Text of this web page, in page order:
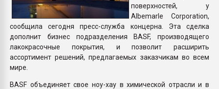
поверхностей, у
Albemarle Corporation,
сообщила сегодня пресс-служба концерна. Эта сделка
дополнит бизнес подразделения BASF, производящего
лакокрасочные покрытия, и позволит расширить
ассортимент решений, предлагаемых заказчикам во всем
мире.
BASF объединяет свое ноу-хау в химической отрасли и в